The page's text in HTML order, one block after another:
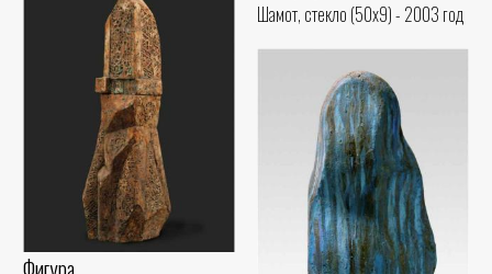
Шамот, стекло (50x9) - 2003 год